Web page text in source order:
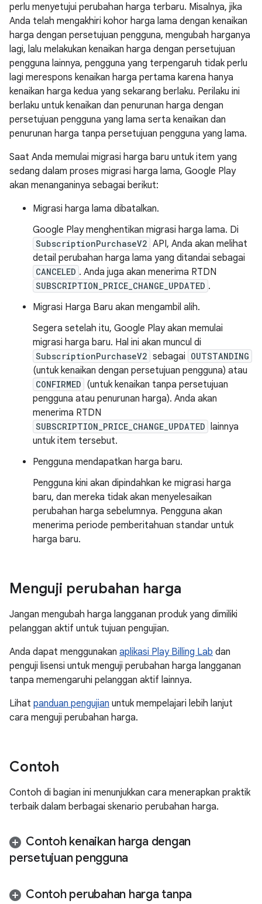
perlu menyetujui perubahan harga terbaru. Misalnya, jika
Anda telah mengakhiri kohor harga lama dengan kenaikan
harga dengan persetujuan pengguna, mengubah harganya
lagi, lalu melakukan kenaikan harga dengan persetujuan
pengguna lainnya, pengguna yang terpengaruh tidak perlu
lagi merespons kenaikan harga pertama karena hanya
kenaikan harga kedua yang sekarang berlaku. Perilaku ini
berlaku untuk kenaikan dan penurunan harga dengan
persetujuan pengguna yang lama serta kenaikan dan
penurunan harga tanpa persetujuan pengguna yang lama.
Saat Anda memulai migrasi harga baru untuk item yang
sedang dalam proses migrasi harga lama, Google Play
akan menanganinya sebagai berikut:
Migrasi harga lama dibatalkan.
Google Play menghentikan migrasi harga lama. Di
SubscriptionPurchaseV2 API, Anda akan melihat
detail perubahan harga lama yang ditandai sebagai
CANCELED . Anda juga akan menerima RTDN
SUBSCRIPTION_PRICE_CHANGE_UPDATED .
Migrasi Harga Baru akan mengambil alih.
Segera setelah itu, Google Play akan memulai
migrasi harga baru. Hal ini akan muncul di
SubscriptionPurchaseV2 sebagai OUTSTANDING
(untuk kenaikan dengan persetujuan pengguna) atau
CONFIRMED (untuk kenaikan tanpa persetujuan
pengguna atau penurunan harga). Anda akan
menerima RTDN
SUBSCRIPTION_PRICE_CHANGE_UPDATED
lainnya
untuk item tersebut.
Pengguna mendapatkan harga baru.
Pengguna kini akan dipindahkan ke migrasi harga
baru, dan mereka tidak akan menyelesaikan
perubahan harga sebelumnya. Pengguna akan
menerima periode pemberitahuan standar untuk
harga baru.
Menguji perubahan harga
Jangan mengubah harga langganan produk yang dimiliki
pelanggan aktif untuk tujuan pengujian.
Anda dapat menggunakan aplikasi Play Billing Lab dan
penguji lisensi untuk menguji perubahan harga langganan
tanpa memengaruhi pelanggan aktif lainnya.
Lihat panduan pengujian untuk mempelajari lebih lanjut
cara menguji perubahan harga.
Contoh
Contoh di bagian ini menunjukkan cara menerapkan praktik
terbaik dalam berbagai skenario perubahan harga.
Contoh kenaikan harga dengan
persetujuan pengguna
Contoh perubahan harga tanpa